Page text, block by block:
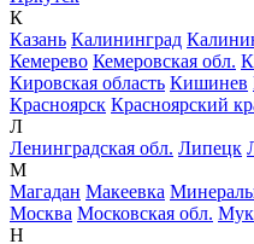
К
Казань Калининград
Кемерево Кемеровская обл.
Кировская область Кишинев
Красноярск Красноярский
Л
Ленинградская обл. Липецк
М
Магадан Макеевка
Москва Московская обл.
Н